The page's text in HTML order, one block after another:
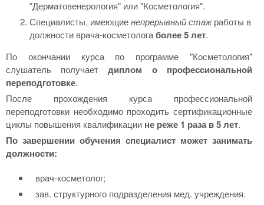
"Дерматовенерология" или "Косметология".
Специалисты, имеющиенепрерывный стажработы в
должности врача-косметологаболее 5 лет.
По окончании курса по программе "Косметология"
слушатель получаетдиплом о профессиональной
переподготовке.
После прохождения курса профессиональной
переподготовки необходимо проходить сертификационные
циклы повышения квалификации не реже 1 раза в 5 лет.
По завершении обучения специалист может занимать
должности:
врач-косметолог;
зав. структурного подразделения мед. учреждения.